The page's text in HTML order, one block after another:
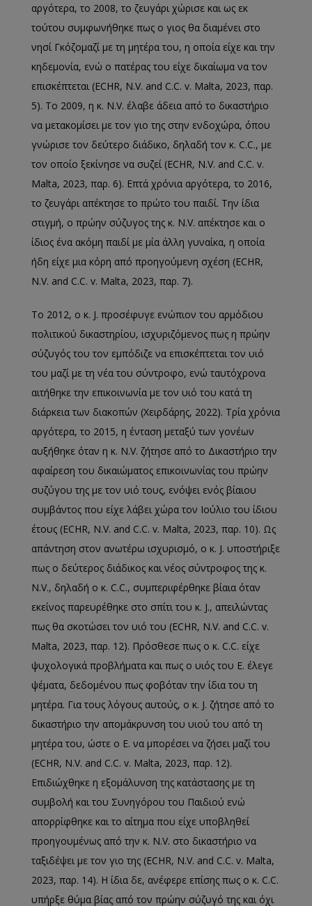
αργότερα, το 2008, το ζευγάρι χώρισε και ως εκ
τούτου συμφωνήθηκε πως ο γιος θα διαμένει στο
νησί Γκόζομαζί με τη μητέρα του, η οποία είχε και την
κηδεμονία, ενώ ο πατέρας του είχε δικαίωμα να τον
επισκέπτεται (ECHR, N.V. and C.C. v. Malta, 2023, παρ.
5). Το 2009, η κ. N.V. έλαβε άδεια από το δικαστήριο
να μετακομίσει με τον γιο της στην ενδοχώρα, όπου
γνώρισε τον δεύτερο διάδικο, δηλαδή τον κ. C.C., με
τον οποίο ξεκίνησε να συζεί (ECHR, N.V. and C.C. v.
Malta, 2023, παρ. 6). Επτά χρόνια αργότερα, το 2016,
το ζευγάρι απέκτησε το πρώτο του παιδί. Την ίδια
στιγμή, ο πρώην σύζυγος της κ. N.V. απέκτησε και ο
ίδιος ένα ακόμη παιδί με μία άλλη γυναίκα, η οποία
ήδη είχε μια κόρη από προηγούμενη σχέση (ECHR,
N.V. and C.C. v. Malta, 2023, παρ. 7).
Το 2012, ο κ. J. προσέφυγε ενώπιον του αρμόδιου
πολιτικού δικαστηρίου, ισχυριζόμενος πως η πρώην
σύζυγός του τον εμπόδιζε να επισκέπτεται τον υιό
του μαζί με τη νέα του σύντροφο, ενώ ταυτόχρονα
αιτήθηκε την επικοινωνία με τον υιό του κατά τη
διάρκεια των διακοπών (Χειρδάρης, 2022). Τρία χρόνια
αργότερα, το 2015, η ένταση μεταξύ των γονέων
αυξήθηκε όταν η κ. N.V. ζήτησε από το Δικαστήριο την
αφαίρεση του δικαιώματος επικοινωνίας του πρώην
συζύγου της με τον υιό τους, ενόψει ενός βίαιου
συμβάντος που είχε λάβει χώρα τον Ιούλιο του ίδιου
έτους (ECHR, N.V. and C.C. v. Malta, 2023, παρ. 10). Ως
απάντηση στον ανωτέρω ισχυρισμό, ο κ. J. υποστήριξε
πως ο δεύτερος διάδικος και νέος σύντροφος της κ.
N.V., δηλαδή ο κ. C.C., συμπεριφέρθηκε βίαια όταν
εκείνος παρευρέθηκε στο σπίτι του κ. J., απειλώντας
πως θα σκοτώσει τον υιό του (ECHR, N.V. and C.C. v.
Malta, 2023, παρ. 12). Πρόσθεσε πως ο κ. C.C. είχε
ψυχολογικά προβλήματα και πως ο υιός του E. έλεγε
ψέματα, δεδομένου πως φοβόταν την ίδια του τη
μητέρα. Για τους λόγους αυτούς, ο κ. J. ζήτησε από το
δικαστήριο την απομάκρυνση του υιού του από τη
μητέρα του, ώστε ο E. να μπορέσει να ζήσει μαζί του
(ECHR, N.V. and C.C. v. Malta, 2023, παρ. 12).
Επιδιώχθηκε η εξομάλυνση της κατάστασης με τη
συμβολή και του Συνηγόρου του Παιδιού ενώ
απορρίφθηκε και το αίτημα που είχε υποβληθεί
προηγουμένως από την κ. N.V. στο δικαστήριο να
ταξιδέψει με τον γιο της (ECHR, N.V. and C.C. v. Malta,
2023, παρ. 14). Η ίδια δε, ανέφερε επίσης πως ο κ. C.C.
υπήρξε θύμα βίας από τον πρώην σύζυγό της και όχι